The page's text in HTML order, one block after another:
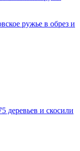
ружье в обрез и
деревьев и скосили